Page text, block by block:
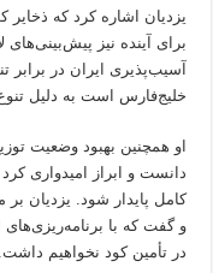
یزدیان اشاره کرد که ذخایر
برای آینده نیز
آسیب‌پذیری ایران در
خلیج‌فارس است به دلیل
او همچنین بهبود وضعیت
دانست و ابراز امیدواری
کامل پایدار شود. یزدیان
و گفت که با
در تأمین کود نخواهیم داشت.